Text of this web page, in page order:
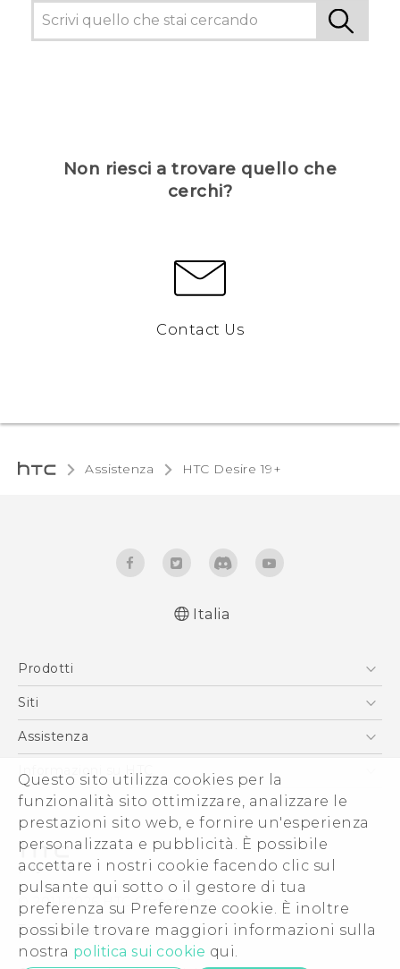
Questo sito utilizza cookies per la
funzionalità sito ottimizzare, analizzare le
prestazioni sito web, e fornire un'esperienza
personalizzata e pubblicità. È possibile
accettare i nostri cookie facendo clic sul
pulsante qui sotto o il gestore di tua
preferenza su Preferenze cookie. È inoltre
possibile trovare maggiori informazioni sulla
nostra politica sui cookie qui.
Non riesci a trovare quello che
cerchi?
Contact Us
Assistenza ‎HTC Desire 19+‎‎
English - User manual
Italiano - CE-Dichiarazione Di Conformità
Italia
Prodotti
Smartphone
Vive
Accessori
Siti
HTC VIVE
Assistenza
Ecommerce Assistenza
Informazioni su HTC
ESG
Uffici Commerciali
Investitori (Inglese)
Cookie Preferences
Lavora con noi
Security and Privacy Whitepaper
© 2011-2026 HTC Corporation
Termini legali